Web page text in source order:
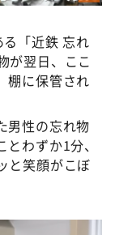
「近鉄 忘れ
が翌日、ここ
棚に保管され
男性の忘れ物
わずか1分、
と笑顔がこぼ